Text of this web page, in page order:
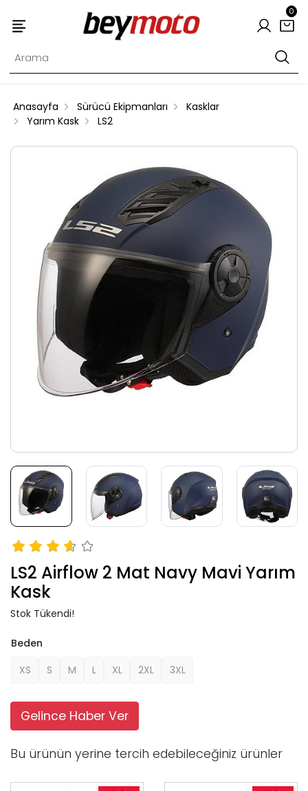
0
Anasayfa Sürücü Ekipmanları
Kasklar
Yarım Kask
LS2
LS2 Airflow 2 Mat Navy Mavi Yarım
Kask
Stok Tükendi!
Beden
XS
S M L XL 2XL 3XL
Gelince Haber Ver
Bu ürünün yerine tercih edebileceğiniz ürünler